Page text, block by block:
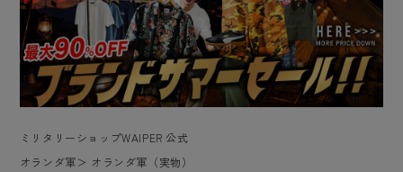
ミリタリーショップWAIPER 公式
オランダ軍＞ オランダ軍（実物）